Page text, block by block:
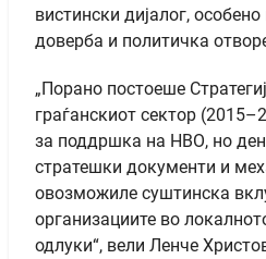
вистински дијалог,
доверба и политичка
„Порано постоеше
граѓанскиот сектор
за поддршка на НВО, но
стратешки документи и
овозможиле суштинска
организациите во
одлуки“, вели Ленче